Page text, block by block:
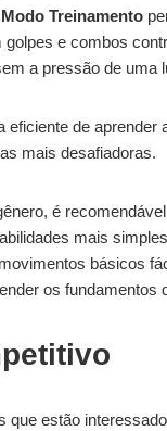
Modo Treinamento
golpes e combos
a pressão de uma
eficiente de aprender
mais desafiadoras.
é
mais
básicos
os fundamentos
que estão